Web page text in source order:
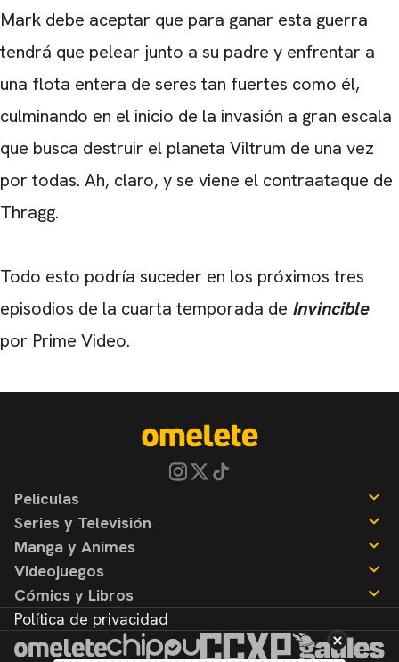
Mark debe aceptar que para ganar esta guerra
tendrá que pelear junto a su padre y enfrentar a
una flota entera de seres tan fuertes como él,
culminando en el inicio de la invasión a gran escala
que busca destruir el planeta Viltrum de una vez
por todas. Ah, claro, y se viene el contraataque de
Thragg.
Todo esto podría suceder en los próximos tres
episodios de la cuarta temporada de Invincible
por Prime Video.
Peliculas
Noticias
Reseñas
Series y Televisión
Noticias
Reseñas
Manga y Animes
Noticias
Reseñas
Videojuegos
Noticias
Reseñas
Cómics y Libros
Noticias
Reseñas
Política de privacidad